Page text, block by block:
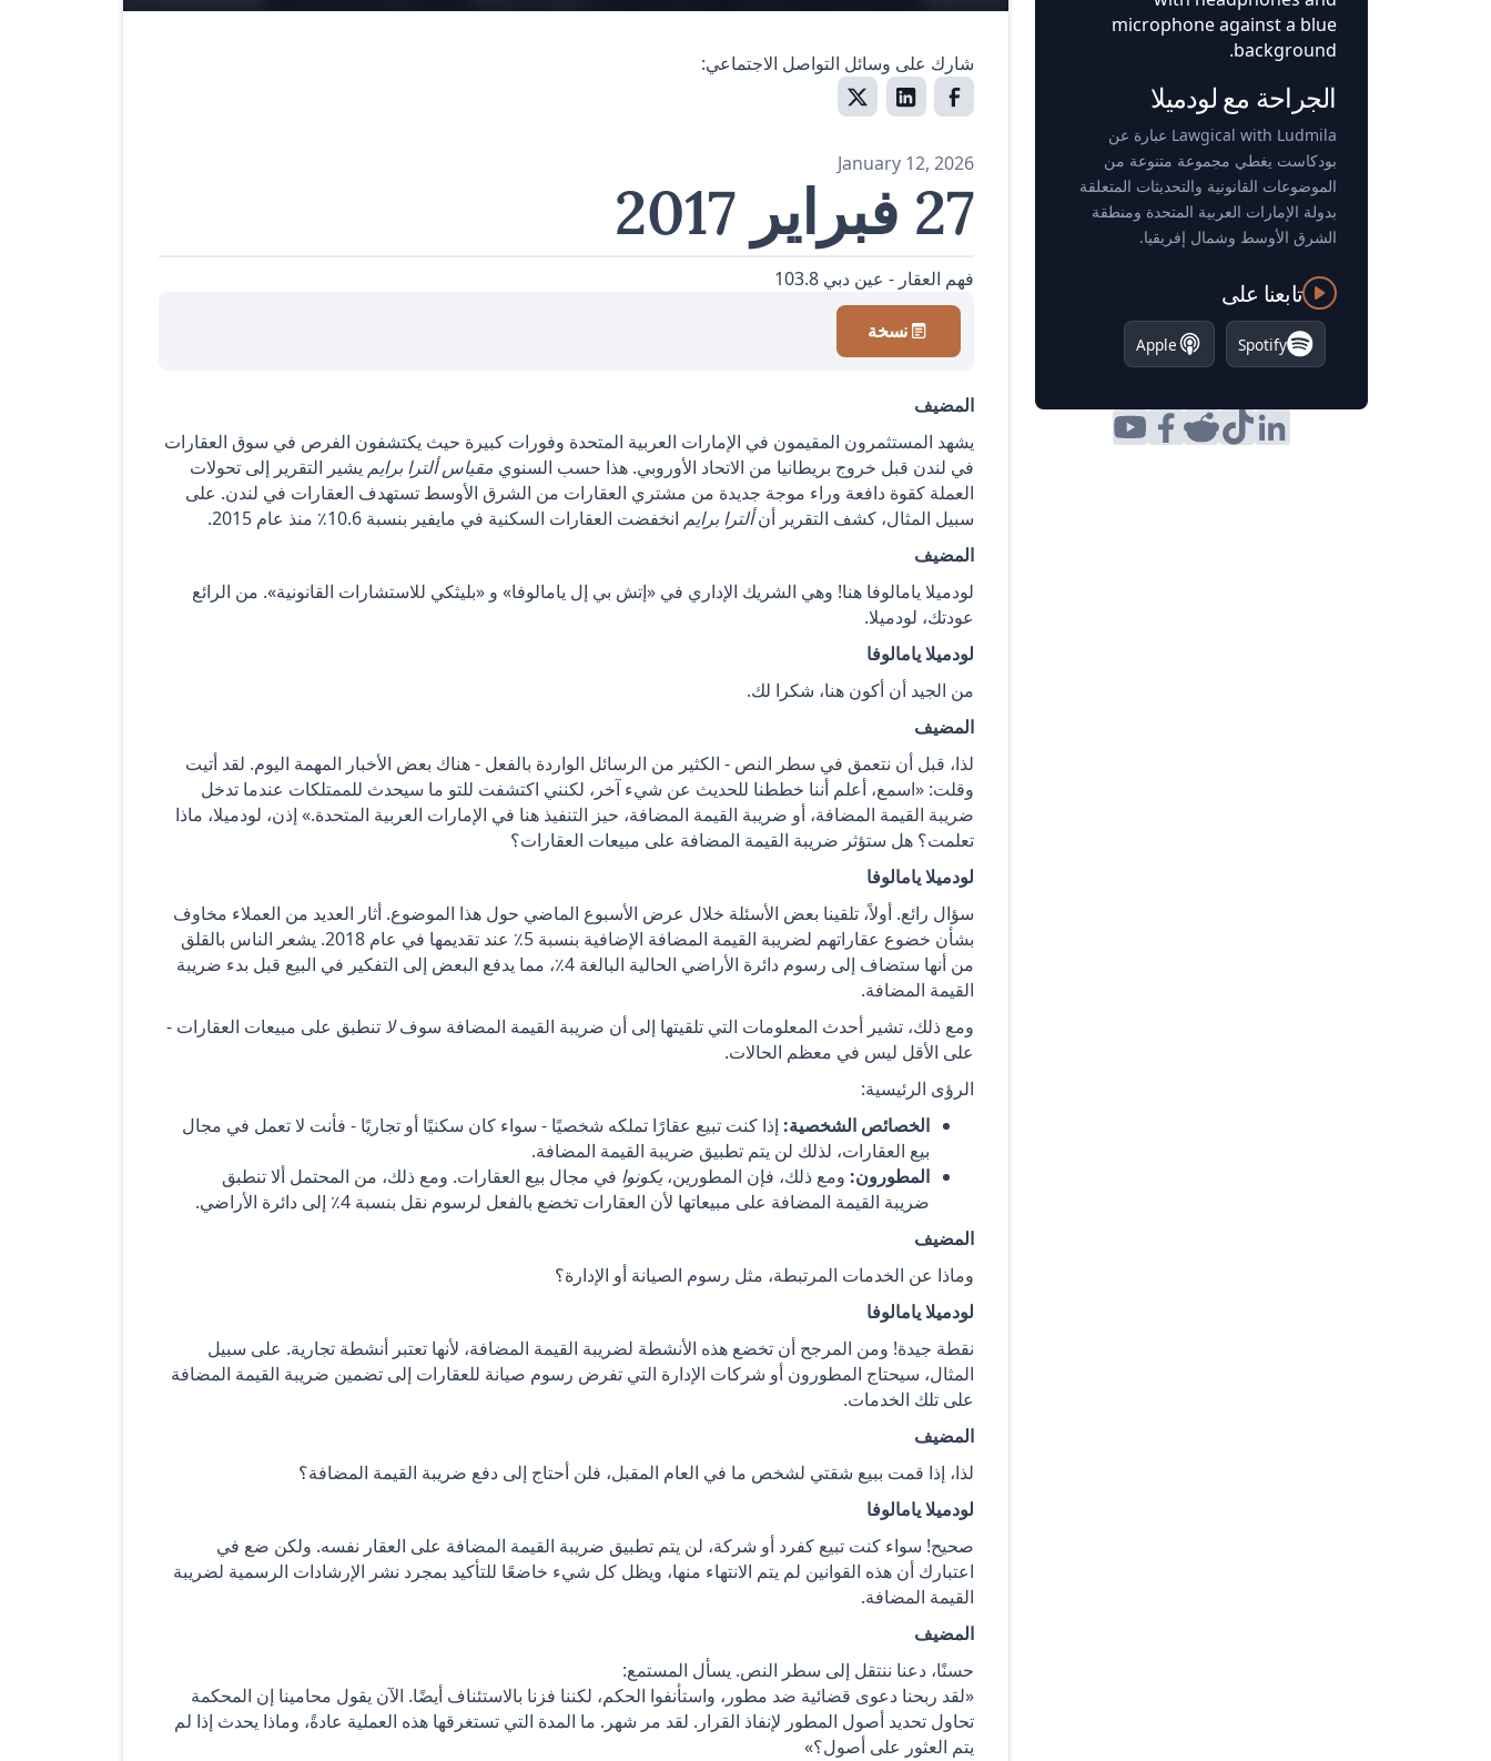
الجراحة مع لودميلا
Lawgical with Ludmila عبارة عن
بودكاست يغطي مجموعة متنوعة من
الموضوعات القانونية والتحديثات المتعلقة
بدولة الإمارات العربية المتحدة ومنطقة
الشرق الأوسط وشمال إفريقيا.
تابعنا على
Spotify
Apple
شارك على وسائل التواصل الاجتماعي:
January 12, 2026
27 فبراير 2017
فهم العقار - عين دبي 103.8
نسخة
المضيف
يشهد المستثمرون المقيمون في الإمارات العربية المتحدة وفورات كبيرة حيث يكتشفون الفرص في سوق العقارات
في لندن قبل خروج بريطانيا من الاتحاد الأوروبي. هذا حسب السنوي مقياس ألترا برايم يشير التقرير إلى تحولات
العملة كقوة دافعة وراء موجة جديدة من مشتري العقارات من الشرق الأوسط تستهدف العقارات في لندن. على
سبيل المثال، كشف التقرير أنألترا برايم انخفضت العقارات السكنية في مايفير بنسبة 10.6٪ منذ عام 2015.
المضيف
لودميلا يامالوفا هنا! وهي الشريك الإداري في «إتش بي إل يامالوفا» و «بليثكي للاستشارات القانونية». من الرائع
عودتك، لودميلا.
لودميلا يامالوفا
من الجيد أن أكون هنا، شكرا لك.
المضيف
لذا، قبل أن نتعمق في سطر النص - الكثير من الرسائل الواردة بالفعل - هناك بعض الأخبار المهمة اليوم. لقد أتيت
وقلت: «اسمع، أعلم أننا خططنا للحديث عن شيء آخر، لكنني اكتشفت للتو ما سيحدث للممتلكات عندما تدخل
ضريبة القيمة المضافة، أو ضريبة القيمة المضافة، حيز التنفيذ هنا في الإمارات العربية المتحدة.» إذن، لودميلا، ماذا
تعلمت؟ هل ستؤثر ضريبة القيمة المضافة على مبيعات العقارات؟
لودميلا يامالوفا
سؤال رائع. أولاً، تلقينا بعض الأسئلة خلال عرض الأسبوع الماضي حول هذا الموضوع. أثار العديد من العملاء مخاوف
بشأن خضوع عقاراتهم لضريبة القيمة المضافة الإضافية بنسبة 5٪ عند تقديمها في عام 2018. يشعر الناس بالقلق
من أنها ستضاف إلى رسوم دائرة الأراضي الحالية البالغة 4٪، مما يدفع البعض إلى التفكير في البيع قبل بدء ضريبة
القيمة المضافة.
ومع ذلك، تشير أحدث المعلومات التي تلقيتها إلى أن ضريبة القيمة المضافة سوفلا تنطبق على مبيعات العقارات -
على الأقل ليس في معظم الحالات.
الرؤى الرئيسية:
الخصائص الشخصية: إذا كنت تبيع عقارًا تملكه شخصيًا - سواء كان سكنيًا أو تجاريًا - فأنت لا تعمل في مجال
بيع العقارات، لذلك لن يتم تطبيق ضريبة القيمة المضافة.
المطورون: ومع ذلك، فإن المطورين، يكونوا في مجال بيع العقارات. ومع ذلك، من المحتمل ألا تنطبق
ضريبة القيمة المضافة على مبيعاتها لأن العقارات تخضع بالفعل لرسوم نقل بنسبة 4٪ إلى دائرة الأراضي.
المضيف
وماذا عن الخدمات المرتبطة، مثل رسوم الصيانة أو الإدارة؟
لودميلا يامالوفا
نقطة جيدة! ومن المرجح أن تخضع هذه الأنشطة لضريبة القيمة المضافة، لأنها تعتبر أنشطة تجارية. على سبيل
المثال، سيحتاج المطورون أو شركات الإدارة التي تفرض رسوم صيانة للعقارات إلى تضمين ضريبة القيمة المضافة
على تلك الخدمات.
المضيف
لذا، إذا قمت ببيع شقتي لشخص ما في العام المقبل، فلن أحتاج إلى دفع ضريبة القيمة المضافة؟
لودميلا يامالوفا
صحيح! سواء كنت تبيع كفرد أو شركة، لن يتم تطبيق ضريبة القيمة المضافة على العقار نفسه. ولكن ضع في
اعتبارك أن هذه القوانين لم يتم الانتهاء منها، ويظل كل شيء خاضعًا للتأكيد بمجرد نشر الإرشادات الرسمية لضريبة
القيمة المضافة.
المضيف
حسنًا، دعنا ننتقل إلى سطر النص. يسأل المستمع:
«لقد ربحنا دعوى قضائية ضد مطور، واستأنفوا الحكم، لكننا فزنا بالاستئناف أيضًا. الآن يقول محامينا إن المحكمة
تحاول تحديد أصول المطور لإنفاذ القرار. لقد مر شهر. ما المدة التي تستغرقها هذه العملية عادةً، وماذا يحدث إذا لم
يتم العثور على أصول؟»